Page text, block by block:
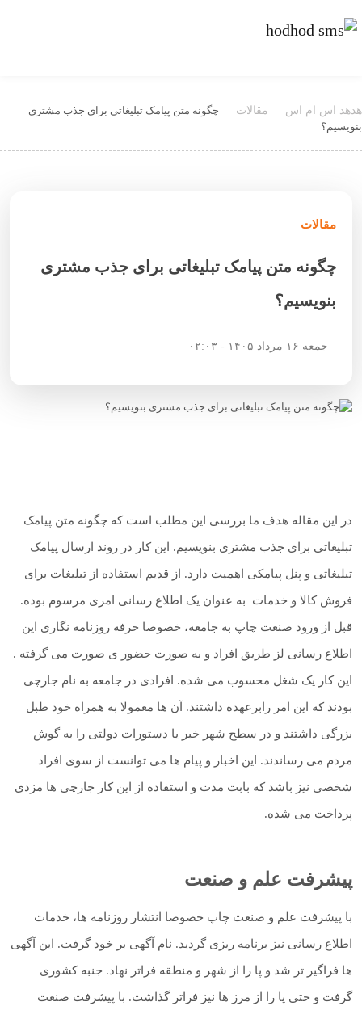
هدهد اس ام اس مقالات
چگونه متن پیامک تبلیغاتی برای جذب مشتری
بنویسیم؟
مقالات
چگونه متن پیامک تبلیغاتی برای جذب مشتری
بنویسیم؟
جمعه ۱۶ مرداد ۱۴۰۵ - ۰۲:۰۳
در این مقاله هدف ما بررسی این مطلب است که چگونه متن پیامک
تبلیغاتی برای جذب مشتری بنویسیم. این کار در روند ارسال پیامک
تبلیغاتی و پنل پیامکی اهمیت دارد. از قدیم استفاده از تبلیغات برای
فروش کالا و خدمات به عنوان یک اطلاع رسانی امری مرسوم بوده.
قبل از ورود صنعت چاپ به جامعه، خصوصا حرفه روزنامه نگاری این
اطلاع رسانی لز طریق افراد و به صورت حضور ی صورت می گرفته .
این کار یک شغل محسوب می شده. افرادی در جامعه به نام جارچی
بودند که این امر رابرعهده داشتند. آن ها معمولا به همراه خود طبل
بزرگی داشتند و در سطح شهر خبر یا دستورات دولتی را به گوش
مردم می رساندند. این اخبار و پیام ها می توانست از سوی افراد
شخصی نیز باشد که بابت مدت و استفاده از این کار جارچی ها مزدی
پرداخت می شده.
پیشرفت علم و صنعت
با پیشرفت علم و صنعت چاپ خصوصا انتشار روزنامه ها، خدمات
اطلاع رسانی نیز برنامه ریزی گردید. نام آگهی بر خود گرفت. این آگهی
ها فراگیر تر شد و پا را از شهر و منطقه فراتر نهاد. جنبه کشوری
گرفت و حتی پا را از مرز ها نیز فراتر گذاشت. با پیشرفت صنعت